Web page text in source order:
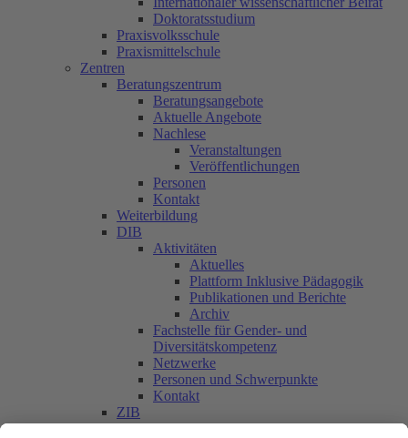
Doktoratsstudium
Praxisvolksschule
Praxismittelschule
Zentren
Beratungszentrum
Beratungsangebote
Aktuelle Angebote
Nachlese
Veranstaltungen
Veröffentlichungen
Personen
Kontakt
Weiterbildung
DIB
Aktivitäten
Aktuelles
Plattform Inklusive Pädagogik
Publikationen und Berichte
Archiv
Fachstelle für Gender- und
Diversitätskompetenz
Netzwerke
Personen und Schwerpunkte
Kontakt
ZIB
Päd. Praktische Studien